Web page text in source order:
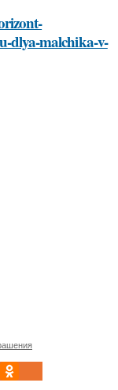
dlya-malchika-v-